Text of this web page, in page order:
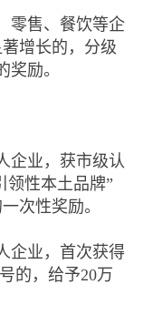
售、餐饮等企
增长的，分级
励。
业，获市级认
领性本土品牌”
次性奖励。
业，首次获得
的，给予20万